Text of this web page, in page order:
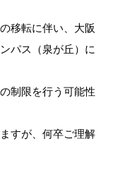
移転に伴い、大阪
パス（泉が丘）に
制限を行う可能性
すが、何卒ご理解